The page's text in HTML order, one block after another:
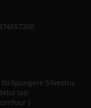
Silvestru,
Iaşi
)